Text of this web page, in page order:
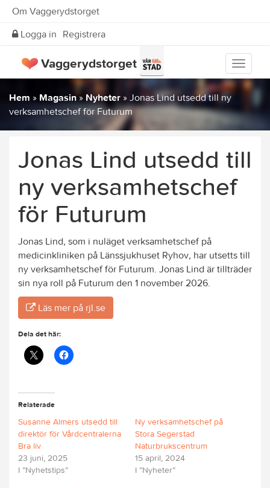
Om Vaggerydstorget
Logga in Registrera
Visa
meny
Vaggerydstorget
Hem » Magasin» Nyheter » Jonas Lind utsedd till ny
verksamhetschef för Futurum
Jonas Lind utsedd till
ny verksamhetschef
för Futurum
Jonas Lind, som i nuläget verksamhetschef på
medicinkliniken på Länssjukhuset Ryhov, har utsetts till
ny verksamhetschef för Futurum. Jonas Lind är tillträder
sin nya roll på Futurum den 1 november 2026.
Läs mer på rjl.se
Dela det här:
Relaterade
Susanne Almers utsedd till
direktör för Vårdcentralerna
Bra liv
23 juni, 2025
I ”Nyhetstips”
Ny verksamhetschef på
Stora Segerstad
Naturbrukscentrum
15 april, 2024
I ”Nyheter”